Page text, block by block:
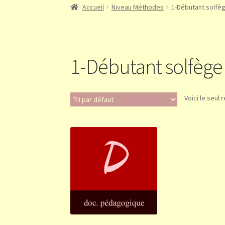
Accueil Niveau Méthodes 1-Débutant
1-Débutant solfège
Voici le seul